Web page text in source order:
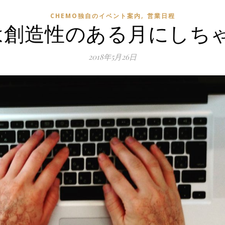
CHEMO独自のイベント案内, 営業日程
造性のある月にしち
2018年5月26日